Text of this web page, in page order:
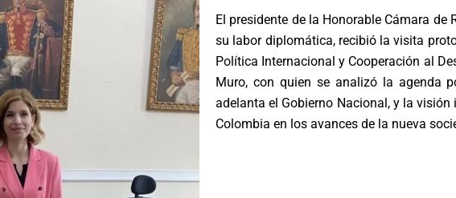
El presidente de la Honorable Cámara de
su labor diplomática, recibió la visita
Política Internacional y Cooperación al
Muro, con quien se analizó la agenda
adelanta el Gobierno Nacional, y la
Colombia en los avances de la nueva